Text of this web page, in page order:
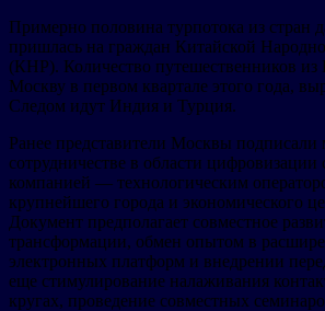
Примерно половина турпотока из стран
пришлась на граждан Китайской
(КНР). Количество путешественников
Москву в первом квартале этого года,
Следом идут Индия и Турция.
Ранее представители Москвы подписали
сотрудничестве в области цифровизации
компанией — технологическим
крупнейшего города и экономического
Документ предполагает совместное
трансформации, обмен опытом в
электронных платформ и внедрении
еще стимулирование налаживания
кругах, проведение совместных